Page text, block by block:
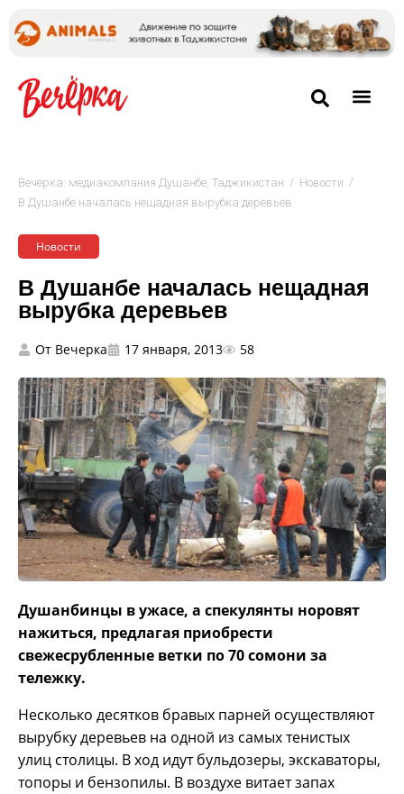
Вечёрка: медиакомпания Душанбе, Таджикистан / Новости /
В Душанбе началась нещадная вырубка деревьев
Новости
В Душанбе началась нещадная
вырубка деревьев
От Вечерка 17 января, 2013 58
Душанбинцы в ужасе, а спекулянты норовят
нажиться, предлагая приобрести
свежесрубленные ветки по 70 сомони за
тележку.
Несколько десятков бравых парней осуществляют
вырубку деревьев на одной из самых тенистых
улиц столицы. В ход идут бульдозеры, экскаваторы,
топоры и бензопилы. В воздухе витает запах